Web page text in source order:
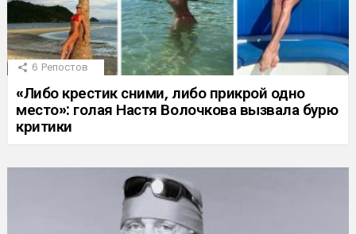
6 Репостов
«Либо крестик сними, либо прикрой одно
место»: голая Настя Волочкова вызвала бурю
критики